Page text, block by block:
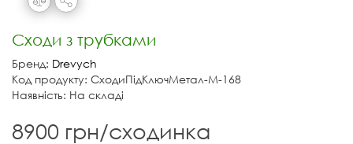
Сходи з трубками
Бренд: Drevych
Код продукту: СходиПідКлючМетал-М-168
Наявність: На складі
8900 грн/сходинка